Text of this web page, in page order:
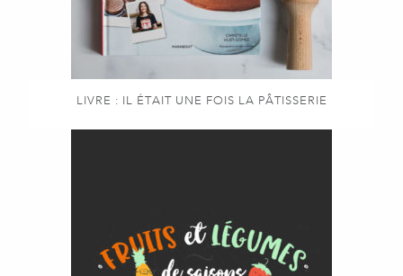
LIVRE : IL ÉTAIT UNE FOIS LA PÂTISSERIE